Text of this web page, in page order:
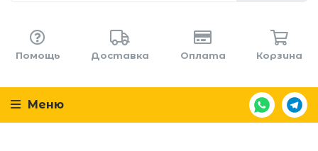
Помощь Доставка Оплата Корзина
Меню